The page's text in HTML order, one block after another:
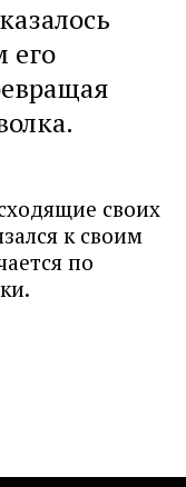
его
своих
к своим
по